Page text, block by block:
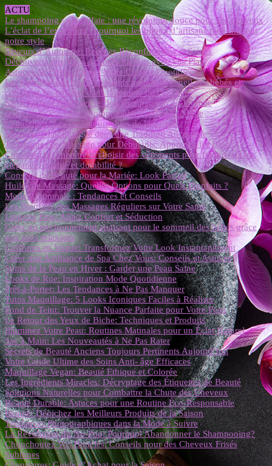
ACTU
Le shampoing sans sulfate : une révolution douce pour vos cheveux
L’éclat de l’exception : pourquoi les bijoux d’artisans redéfinissent
notre style
Saveurs d’Automne: Recettes Réconfortantes et Saines
Découverte des Vins: Accords Parfaits avec Vos Plats
Astuces de Chefs: Élevez Votre Cuisine Quotidienne
Les bienfaits des bruits apaisants pour le sommeil des bébés et
comment les intégrer dans la routine du coucher
Sac à Main: Choisissez le Bon Compagnon de Journée
Astuces de Pro pour Photographier vos Looks Mode
Chaussures: Les Incontournables de la Saison
Massage Thaï: Plongée dans une Tradition Ancestrale
Techniques de Massage pour Débutants: Apprenez les Bases
Comment reconnaître et choisir des vêtements pour femme alliant
élégance, qualité et durabilité ?
Conseils de Beauté pour la Mariée: Look Parfait
Huiles de Massage: Quelles Options pour Quels Bienfaits ?
Mode Automnale : Tendances et Conseils
Les Bienfaits des Massages Réguliers sur Votre Santé
Lingerie Fine: Alliez Confort et Séduction
Créer un environnement apaisant pour le sommeil des bébés grâce
aux sons relaxants
Coiffures en Vogue: Transformez Votre Look Instantanément
Créer une Ambiance de Spa Chez Vous: Conseils et Astuces
Soins de la Peau en Hiver : Garder une Peau Saine
Looks de Rue: Inspiration Mode Quotidienne
Prêt-à-Porter: Les Tendances à Ne Pas Manquer
Tutos Maquillage: 5 Looks Iconiques Faciles à Réaliser
Fond de Teint: Trouver la Nuance Parfaite pour Votre Peau
Le Retour des Yeux de Biche: Techniques et Produits
Illuminez Votre Peau: Routines Matinales pour un Éclat Naturel
Sac à Main: Les Nouveautés à Ne Pas Rater
Secrets de Beauté Anciens Toujours Pertinents Aujourd’hui
Votre Guide Ultime des Soins Anti- âge Efficaces
Maquillage Vegan: Beauté Ethique et Colorée
Les Ingrédients Miracles: Décryptage des Étiquettes de Beauté
Solutions Naturelles pour Combattre la Chute des Cheveux
Beauté Durable: Astuces pour une Routine Éco-Responsable
Beauté: Dénichez les Meilleurs Produits de la Saison
Tendances Photographiques dans la Mode à Suivre
La Révolution du No-Poo: Pourquoi Abandonner le Shampooing?
Chouchoutez Vos Boucles: Conseils pour des Cheveux Frisés
Sublimes